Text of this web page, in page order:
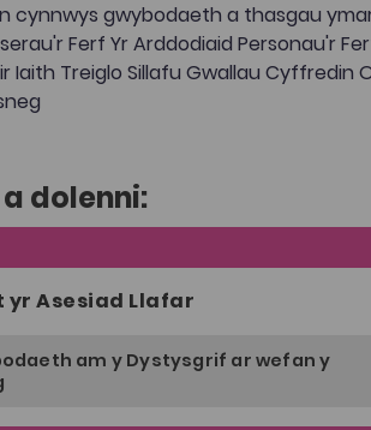
cynnwys gwybodaeth a thasgau
Ferf Yr Arddodiaid Personau'r
Iaith Treiglo Sillafu Gwallau Cyffredin
dolenni:
Asesiad Llafar
am y Dystysgrif ar wefan y